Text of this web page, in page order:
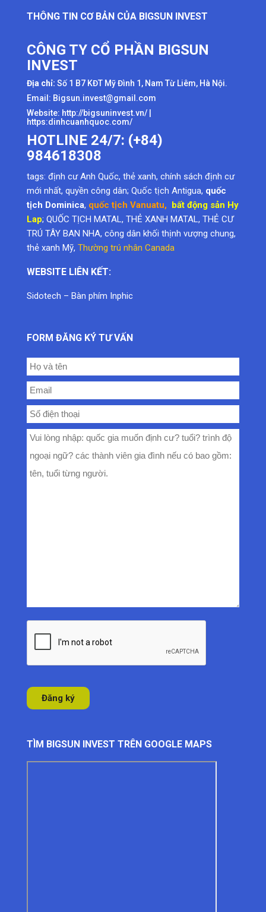
THÔNG TIN CƠ BẢN CỦA BIGSUN INVEST
CÔNG TY CỔ PHẦN BIGSUN
INVEST
Địa chỉ: Số 1 B7 KĐT Mỹ Đình 1, Nam Từ Liêm, Hà Nội.
Email: Bigsun.invest@gmail.com
Website: http://bigsuninvest.vn/ |
https:dinhcuanhquoc.com/
HOTLINE 24/7: (+84)
984618308
tags: định cư Anh Quốc, thẻ xanh, chính sách định cư
mới nhất, quyền công dân; Quốc tịch Antigua, quốc
tịch Dominica, quốc tịch Vanuatu, bất động sản Hy
Lap; QUỐC TỊCH MATAL, THẺ XANH MATAL, THẺ CƯ
TRÚ TÂY BAN NHA, công dân khối thịnh vượng chung,
thẻ xanh Mỹ, Thường trú nhân Canada
WEBSITE LIÊN KẾT:
Sidotech – Bàn phím Inphic
FORM ĐĂNG KÝ TƯ VẤN
TÌM BIGSUN INVEST TRÊN GOOGLE MAPS